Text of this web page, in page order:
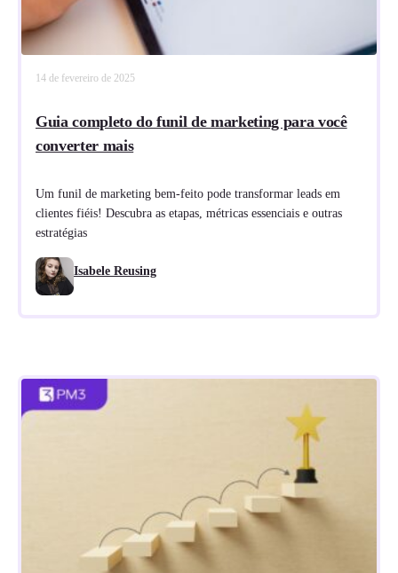
14 de fevereiro de 2025
Guia completo do funil de marketing para você
converter mais
Um funil de marketing bem-feito pode transformar leads em
clientes fiéis! Descubra as etapas, métricas essenciais e outras
estratégias
Isabele Reusing